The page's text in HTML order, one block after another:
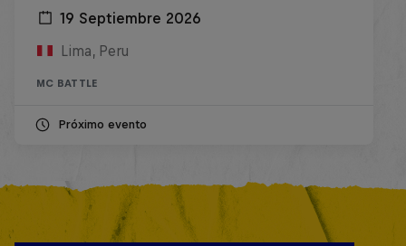
19 Septiembre 2026
Lima, Peru
MC BATTLE
Próximo evento